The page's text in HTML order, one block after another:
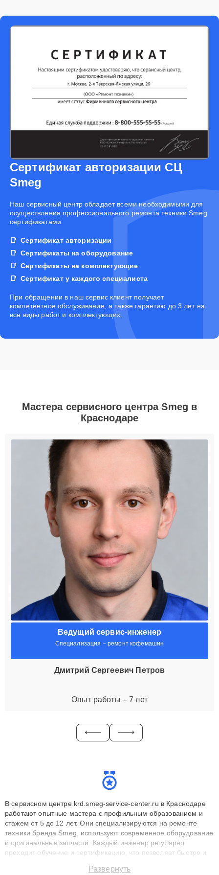
Сертификат авторизации СЦ
Smeg
Наш сервисный центр обладает всеми необходимыми для
осуществления профессионального ремонта техники Smeg
сертификатами:
Сертификат авторизации
Сертификаты на оборудование
Сертификаты на комплектующие
Сертификат у каждого специалиста
При обращении в наш сервис клиент получает
компетентное обслуживание, а также гарантию до 3 лет на
все виды работ и комплектующих.
Мастера сервисного центра Smeg в
Краснодаре
Ведущий сервис-инженер
Специализация – ремонт кофемашин
Дмитрий Сергеевич Петров
Опыт работы – 7 лет
В сервисном центре krd.smeg-service-center.ru в Краснодаре
работают опытные мастера с профильным образованием и
стажем от 5 до 12 лет. Они специализируются на ремонте
техники бренда Smeg, используют современное оборудование
и оригинальные запчасти. Каждый инженер регулярно
проходит обучение и сертификацию, что позволяет быстро и
сохранением гарантии до 3 лет. Наши мастера решают
Развернуть